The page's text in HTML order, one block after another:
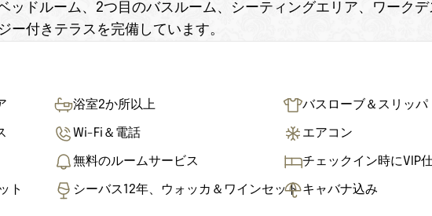
ッドルーム、2つ目のバスルーム、シーティングエリア、ワーク
ー付きテラスを完備しています。
浴室2か所以上 バスローブ＆スリッパ
Wi-Fi＆電話 エアコン
無料のルームサービス チェックイン時にVIP
ト シーバス12年、ウォッカ＆ワインセット キャバナ込み